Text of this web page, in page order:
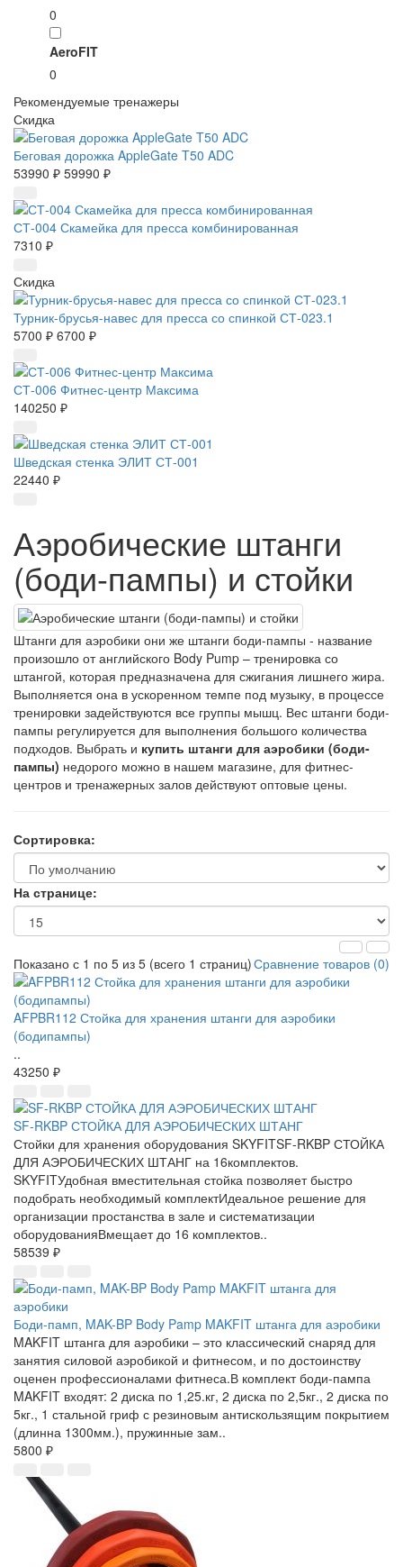
0
AeroFIT
0
Рекомендуемые тренажеры
Скидка
Беговая дорожка AppleGate T50 ADC
53990 ₽ 59990 ₽
СТ-004 Скамейка для пресса комбинированная
7310 ₽
Скидка
Турник-брусья-навес для пресса со спинкой СТ-023.1
5700 ₽ 6700 ₽
СТ-006 Фитнес-центр Максима
140250 ₽
Шведская стенка ЭЛИТ СТ-001
22440 ₽
Аэробические штанги
(боди-пампы) и стойки
Штанги для аэробики они же штанги боди-пампы - название
произошло от английского Body Pump – тренировка со
штангой, которая предназначена для сжигания лишнего жира.
Выполняется она в ускоренном темпе под музыку, в процессе
тренировки задействуются все группы мышц. Вес штанги боди-
пампы регулируется для выполнения большого количества
подходов. Выбрать и купить штанги для аэробики (боди-
пампы) недорого можно в нашем магазине, для фитнес-
центров и тренажерных залов действуют оптовые цены.
Сортировка:
На странице:
Показано с 1 по 5 из 5 (всего 1 страниц)Сравнение товаров (0)
AFPBR112 Стойка для хранения штанги для аэробики
(бодипампы)
..
43250 ₽
SF-RKBP СТОЙКА ДЛЯ АЭРОБИЧЕСКИХ ШТАНГ
Стойки для хранения оборудования SKYFITSF-RKBP СТОЙКА
ДЛЯ АЭРОБИЧЕСКИХ ШТАНГ на 16комплектов.
SKYFITУдобная вместительная стойка позволяет быстро
подобрать необходимый комплектИдеальное решение для
организации простанства в зале и систематизации
оборудованияВмещает до 16 комплектов..
58539 ₽
Боди-памп, MAK-BP Body Pamp MAKFIT штанга для аэробики
MAKFIT штанга для аэробики – это классический снаряд для
занятия силовой аэробикой и фитнесом, и по достоинству
оценен профессионалами фитнеса.В комплект боди-пампа
MAKFIT входят: 2 диска по 1,25.кг, 2 диска по 2,5кг., 2 диска по
5кг., 1 стальной гриф с резиновым антискользящим покрытием
(длинна 1300мм.), пружинные зам..
5800 ₽